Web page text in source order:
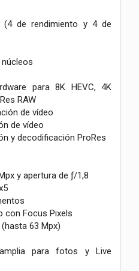
(4 de rendimiento y 4 de
núcleos
para 8K HEVC, 4K
RAW
de vídeo
de vídeo
y decodificación ProRes
y apertura de ƒ/1,8
con Focus Pixels
63 Mpx)
para fotos y Live